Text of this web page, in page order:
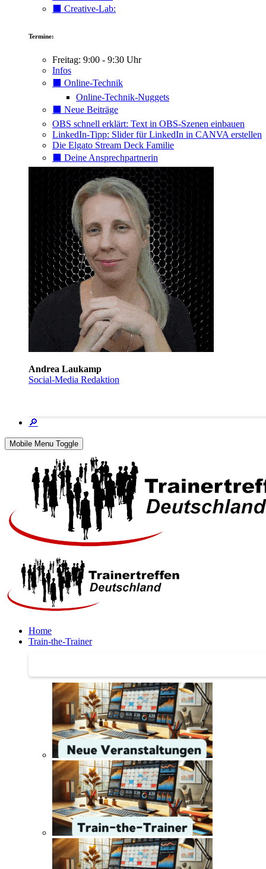
⬛️ Creative-Lab:
Termine:
Freitag: 9:00 - 9:30 Uhr
Infos
⬛️ Online-Technik
Online-Technik-Nuggets
⬛️ Neue Beiträge
OBS schnell erklärt: Text in OBS-Szenen einbauen
LinkedIn-Tipp: Slider für LinkedIn in CANVA erstellen
Die Elgato Stream Deck Familie
⬛️ Deine Ansprechpartnerin
Andrea Laukamp
Social-Media Redaktion
🔎
Mobile Menu Toggle
Home
Train-the-Trainer